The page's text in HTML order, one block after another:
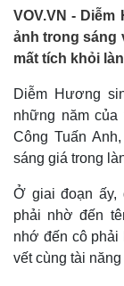
VOV.VN -
ảnh trong sáng
mất tích khỏi
Diễm Hương
những năm
Công Tuấn
sáng giá trong
Ở giai đoạn ấy,
phải nhờ đến
nhớ đến cô phải
vết cùng tài